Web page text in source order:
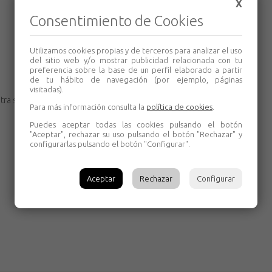
sobrecarga: (SI)
X
Consentimiento de Cookies
Utilizamos cookies propias y de terceros para analizar el uso
del sitio web y/o mostrar publicidad relacionada con tu
preferencia sobre la base de un perfil elaborado a partir
de tu hábito de navegación (por ejemplo, páginas
visitadas).
Para más información consulta la política de cookies
Puedes aceptar todas las cookies pulsando el botón
"Aceptar", rechazar su uso pulsando el botón "Rechazar" y
configurarlas pulsando el botón "Configurar".
Aceptar Rechazar Configurar